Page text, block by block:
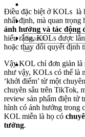
Điều đặc biệt ở KOLs là
nhất định, mà quan trọng
ảnh hưởng và tác động
hiểu rằng, KOLs được
hoặc thay đổi quyết định
Vậy KOL chỉ đơn giản là
như vậy, KOLs có thể là
‘khởi điểm’ từ một
chuyên sâu trên TikTok,
review sản phẩm điện tử
hình có ảnh hưởng trong
KOL miễn là họ có
tưởng.